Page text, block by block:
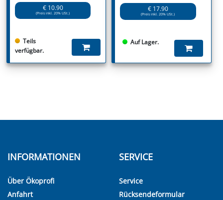
€ 10.90
(Preis inkl. 20% USt.)
Teils
verfügbar.
€ 17.90
(Preis inkl. 20% USt.)
Auf Lager.
INFORMATIONEN
Über Ökoprofi
Anfahrt
SERVICE
Service
Rücksendeformular